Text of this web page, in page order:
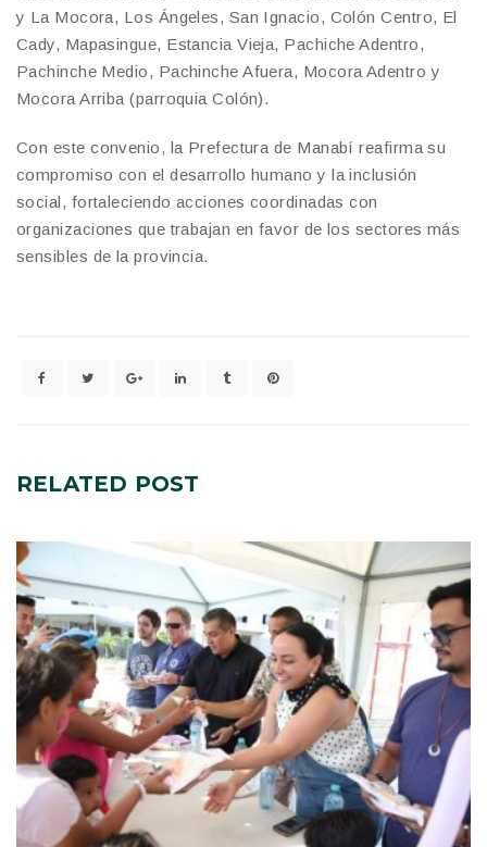
y La Mocora, Los Ángeles, San Ignacio, Colón Centro, El
Cady, Mapasingue, Estancia Vieja, Pachiche Adentro,
Pachinche Medio, Pachinche Afuera, Mocora Adentro y
Mocora Arriba (parroquia Colón).
Con este convenio, la Prefectura de Manabí reafirma su
compromiso con el desarrollo humano y la inclusión
social, fortaleciendo acciones coordinadas con
organizaciones que trabajan en favor de los sectores más
sensibles de la provincia.
RELATED POST